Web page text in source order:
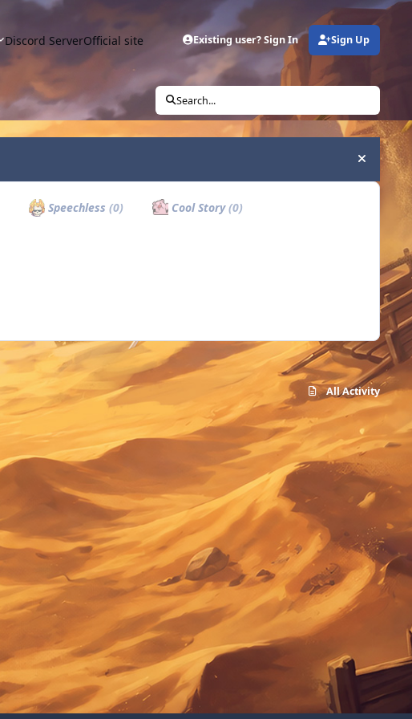
Discord ServerOfficial site Existing user? Sign In Sign Up
Search...
Hide
Speechless (0) Cool Story(0)
All Activity